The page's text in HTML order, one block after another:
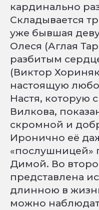
кардинально
Складывается
уже бывшая
Олеся (Аглая
разбитым
(Виктор
настоящую
Настя, которую
Вилкова,
скромной и
Иронично её
«послушницей»
Димой. Во
представлена
длинною в
можно